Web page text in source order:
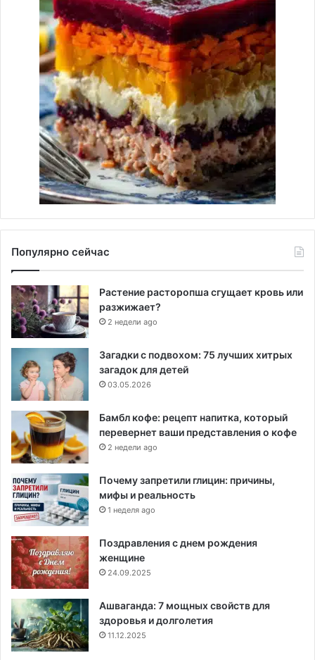
Популярно сейчас
Растение расторопша сгущает кровь или
разжижает?
2 недели ago
Загадки с подвохом: 75 лучших хитрых
загадок для детей
03.05.2026
Бамбл кофе: рецепт напитка, который
перевернет ваши представления о кофе
2 недели ago
Почему запретили глицин: причины,
мифы и реальность
1 неделя ago
Поздравления с днем рождения
женщине
24.09.2025
Ашваганда: 7 мощных свойств для
здоровья и долголетия
11.12.2025